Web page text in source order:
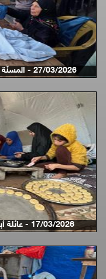
27/03/2026 - المسنّة نغين بن عيسى (77 عاما) تواصل حيا ...
17/03/2026 - عائلة أبو شرخ تستقبل عيد الفطر في خيمة ...